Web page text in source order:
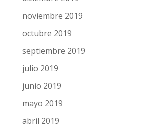
noviembre 2019
octubre 2019
septiembre 2019
julio 2019
junio 2019
mayo 2019
abril 2019